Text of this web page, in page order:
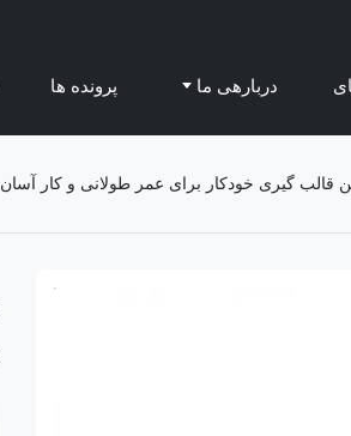
دربارهی ما پرونده ها
قالب گیری خودکار برای عمر طولانی و کار آسان